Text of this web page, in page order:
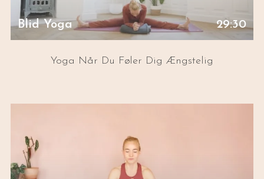
Blid Yoga 29:30
Yoga Når Du Føler Dig Ængstelig